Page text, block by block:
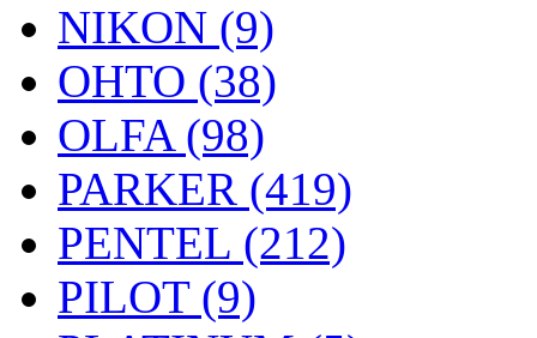
NIKON (9)
OHTO (38)
OLFA (98)
PARKER (419)
PENTEL (212)
PILOT (9)